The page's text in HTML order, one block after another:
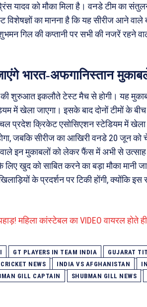
यादव को मौका मिला है। वनडे टीम का
का मानना है कि यह सीरीज आने वाले
गिल की कप्तानी पर सभी की नजरें रहने
भारत-अफगानिस्तान
की शुरुआत इकलौते टेस्ट मैच से होगी। यह
में खेला जाएगा। इसके बाद दोनों टीमों के
प्रदेश क्रिकेट एसोसिएशन स्टेडियम में
जबकि सीरीज का आखिरी वनडे 20 जून को
इन मुकाबलों को लेकर फैंस में अभी से
लिए खुद को साबित करने का बड़ा मौका मानी
के प्रदर्शन पर टिकी होंगी, क्योंकि
महिला कांस्टेबल का VIDEO वायरल होते
GT PLAYERS IN TEAM INDIA
GUJARAT
NEWS INDIA VS AFGHANISTAN
GILL CAPTAIN SHUBMAN GILL NEWS